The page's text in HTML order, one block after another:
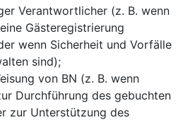
Verantwortlicher (z. B. wenn
Gästeregistrierung
wenn Sicherheit und Vorfälle
sind);
von BN (z. B. wenn
Durchführung des gebuchten
zur Unterstützung des